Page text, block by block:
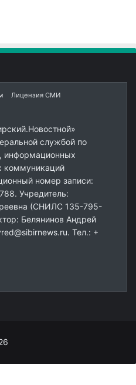
Лицензия СМИ
службой по
информационных
коммуникаций
номер записи:
Учредитель:
(СНИЛС 135-795-
Белянинов Андрей
Тел.: +